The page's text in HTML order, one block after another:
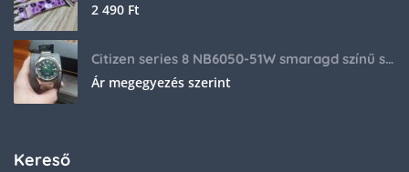
2 490 Ft
Citizen series 8 NB6050-51W smaragd színű számlappal
Ár megegyezés szerint
Kereső